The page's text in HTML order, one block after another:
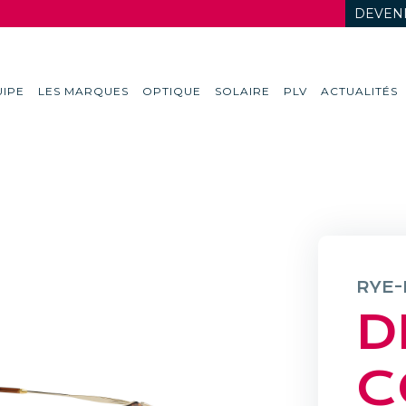
LES MARQUES OPTIQUE SOLAIRE PLV ACTUALITÉS